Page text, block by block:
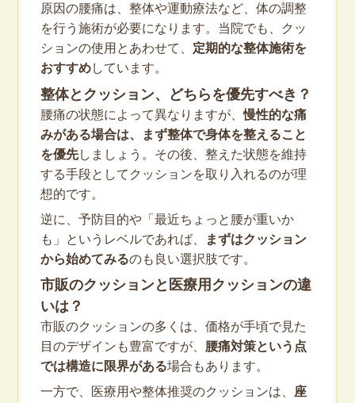
原因の腰痛は、整体や運動療法など、体の調整
を行う施術が必要になります。当院でも、クッ
ションの使用とあわせて、 定期的な整体施術を
おすすめしています。
整体とクッション、どちらを優先すべき？
腰痛の状態によって異なりますが、慢性的な痛
みがある場合は、まず整体で身体を整えること
を優先しましょう。その後、整えた状態を維持
する手段としてクッションを取り入れるのが理
想的です。
逆に、予防目的や「最近ちょっと腰が重いか
も」というレベルであれば、
まずはクッション
から始めてみるのも良い選択肢です。
市販のクッションと医療用クッションの違
いは？
市販のクッションの多くは、価格が手頃で見た
目のデザインも豊富ですが、 腰痛対策という点
では構造に限界がある場合もあります。
一方で、医療用や整体推奨のクッションは、 座